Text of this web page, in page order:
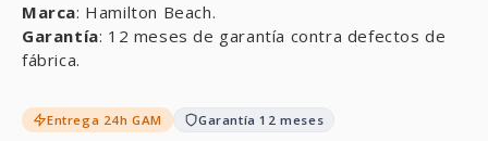
Marca: Hamilton Beach.
Garantía: 12 meses de garantía contra defectos de
fábrica.
Entrega 24h GAM Garantía 12 meses